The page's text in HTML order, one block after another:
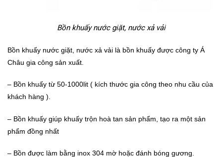
Bồn khuấy nước giặt, nước xả vải
Bồn khuấy nước giặt, nước xả vải là bồn khuấy được công ty Á
Châu gia công sản xuất.
– Bồn khuấy từ 50-1000lit ( kích thước gia công theo nhu cầu của
khách hàng ).
– Bồn khuấy giúp khuấy trộn hoà tan sản phẩm, tạo ra một sản
phẩm đồng nhất
– Bồn được làm bằng inox 304 mờ hoặc đánh bóng gương.